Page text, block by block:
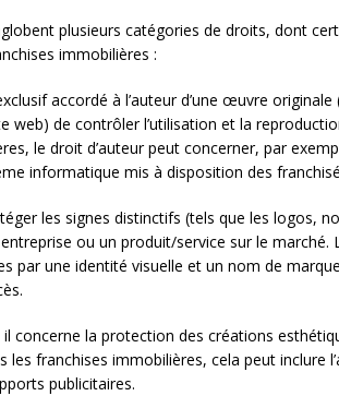
plusieurs catégories de droits, dont
immobilières :
accordé à l’auteur d’une œuvre originale
web) de contrôler l’utilisation et la
le droit d’auteur peut concerner, par
informatique mis à disposition des
les signes distinctifs (tels que les logos,
ou un produit/service sur le marché.
par une identité visuelle et un nom de
il concerne la protection des créations
les franchises immobilières, cela peut inclure
publicitaires.